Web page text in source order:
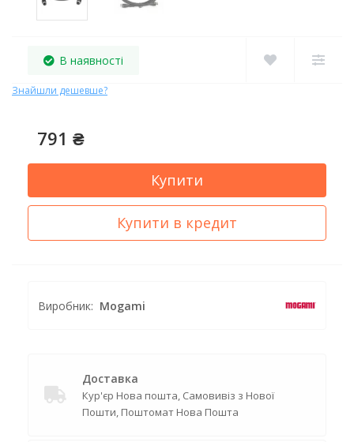
В наявності
Знайшли дешевше?
791 ₴
Купити
Купити в кредит
Виробник: Mogami
Доставка
Кур'єр Нова пошта, Самовивіз з Нової
Пошти, Поштомат Нова Пошта